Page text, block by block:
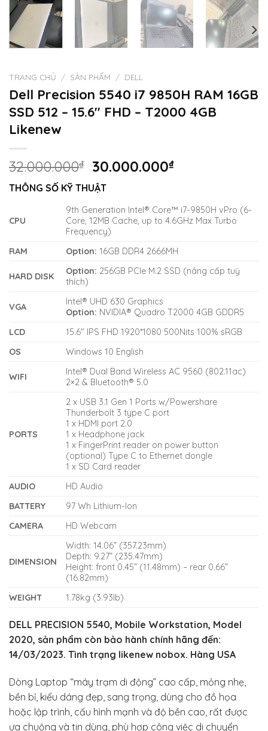
TRANG CHỦ / SẢN PHẨM / DELL
Dell Precision 5540 i7 9850H RAM 16GB
SSD 512 – 15.6″ FHD – T2000 4GB
Likenew
32.000.000₫
Giá
gốc
là:
32.000.000₫.
30.000.000₫Giá
là:
30.000.000₫.
THÔNG SỐ KỸ THUẬT
CPU
9th Generation Intel® Core™ i7-9850H vPro (6-
Core, 12MB Cache, up to 4.6GHz Max Turbo
Frequency)
RAM
Option: 16GB DDR4 2666MH
HARD DISK Option: 256GB PCIe M.2 SSD (nâng cấp tuỳ
thích)
VGA
Intel® UHD 630 Graphics
Option: NVIDIA® Quadro T2000 4GB GDDR5
LCD
15.6″ IPS FHD 1920*1080 500Nits 100% sRGB
OS
Windows 10 English
WIFI
Intel® Dual Band Wireless AC 9560 (802.11ac)
2×2 & Bluetooth® 5.0
PORTS
2 x USB 3.1 Gen 1 Ports w/Powershare
Thunderbolt 3 type C port
1 x HDMI port 2.0
1 x Headphone jack
1 x FingerPrint reader on power button
(optional) Type C to Ethernet dongle
1 x SD Card reader
AUDIO
HD Audio
BATTERY
97 Wh Lithium-Ion
CAMERA
HD Webcam
DIMENSION
Width: 14.06” (357.23mm)
Depth: 9.27” (235.47mm)
Height: front 0.45” (11.48mm) – rear 0.66”
(16.82mm)
WEIGHT
1.78kg (3.93lb)
DELL PRECISION 5540, Mobile Workstation, Model
2020, sản phẩm còn bảo hành chính hãng đến:
14/03/2023. Tình trạng likenew nobox. Hàng USA
Dòng Laptop “máy trạm di động” cao cấp, mỏng nhẹ,
bền bỉ, kiểu dáng đẹp, sang trọng, dùng cho đồ họa
hoặc lập trình, cấu hình mạnh và độ bền cao, rất được
ưa chuộng và tin dùng, phù hợp công việc di chuyển